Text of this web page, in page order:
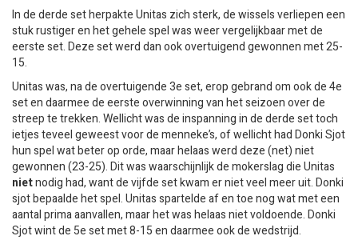
In de derde set herpakte Unitas zich sterk, de wissels verliepen een
stuk rustiger en het gehele spel was weer vergelijkbaar met de
eerste set. Deze set werd dan ook overtuigend gewonnen met 25-
15.
Unitas was, na de overtuigende 3e set, erop gebrand om ook de 4e
set en daarmee de eerste overwinning van het seizoen over de
streep te trekken. Wellicht was de inspanning in de derde set toch
ietjes teveel geweest voor de menneke’s, of wellicht had Donki Sjot
hun spel wat beter op orde, maar helaas werd deze (net) niet
gewonnen (23-25). Dit was waarschijnlijk de mokerslag die Unitas
nietnodig had, want de vijfde set kwam er niet veel meer uit. Donki
sjot bepaalde het spel. Unitas spartelde af en toe nog wat met een
aantal prima aanvallen, maar het was helaas niet voldoende. Donki
Sjot wint de 5e set met 8-15 en daarmee ook de wedstrijd.